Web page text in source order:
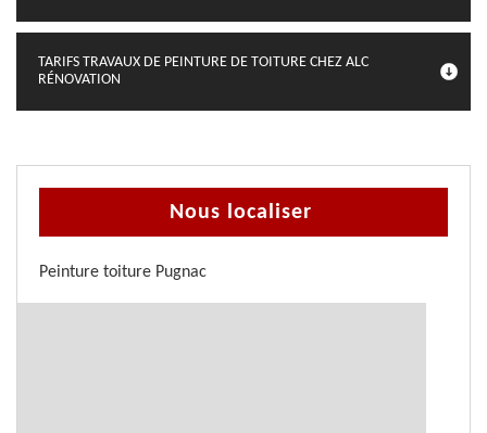
TARIFS TRAVAUX DE PEINTURE DE TOITURE CHEZ ALC
RÉNOVATION
Nous localiser
Peinture toiture Pugnac